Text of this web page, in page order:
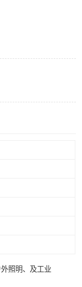
照明、及工业